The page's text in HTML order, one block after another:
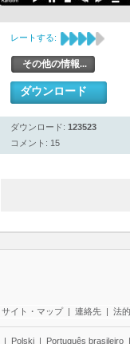
レートする:
その他の情報...
ダウンロード
ダウンロード: 123523
コメント: 15
サイト・マップ | 連絡先 | 法
| Polski | Português brasileiro